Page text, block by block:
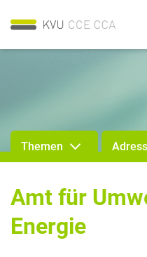
Themen
Amt für
Energie